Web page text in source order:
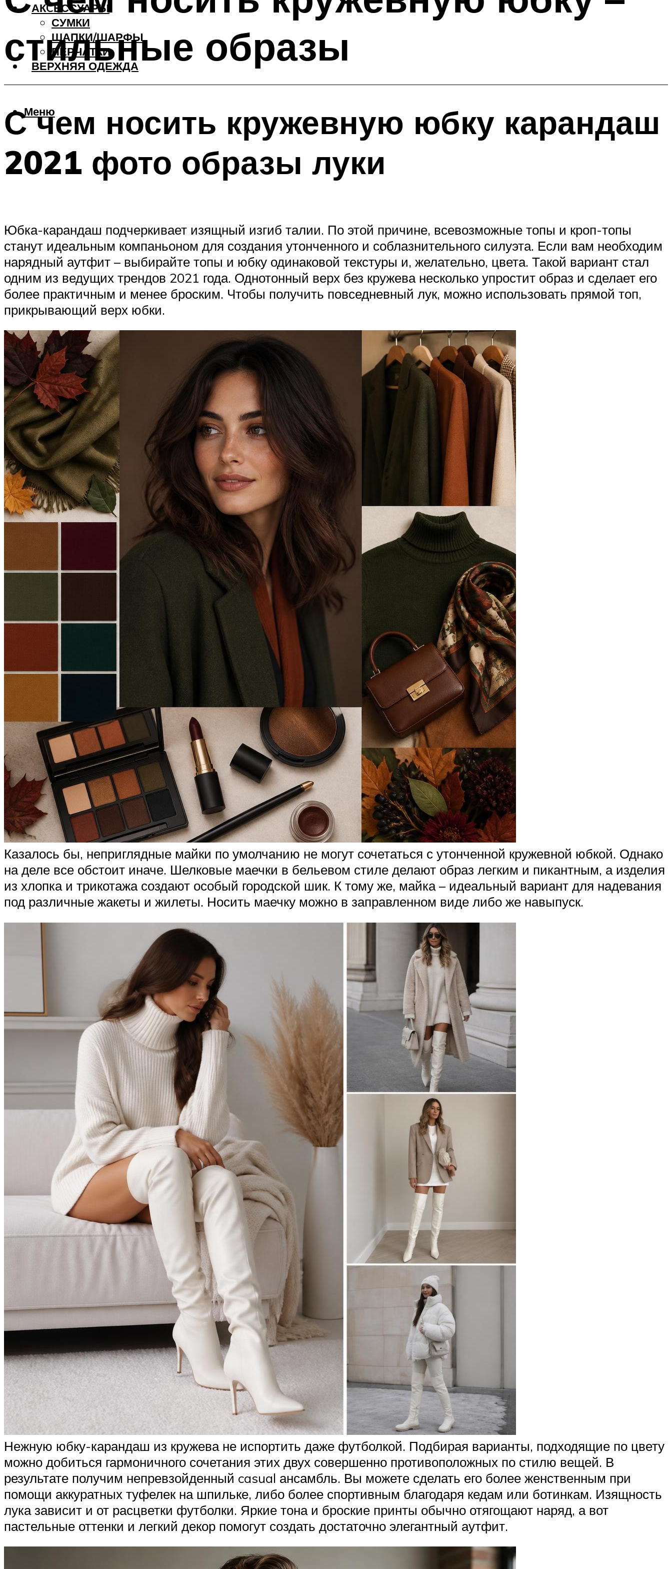
АКCЕССУАРЫ
СУМКИ
ШАПКИ/ШАРФЫ
ПЕРЧАТКИ
ВЕРХНЯЯ ОДЕЖДА
Меню
стильные образы
С чем носить кружевную юбку карандаш
2021 фото образы луки
Юбка-карандаш подчеркивает изящный изгиб талии. По этой причине, всевозможные топы и кроп-топы
станут идеальным компаньоном для создания утонченного и соблазнительного силуэта. Если вам необходим
нарядный аутфит – выбирайте топы и юбку одинаковой текстуры и, желательно, цвета. Такой вариант стал
одним из ведущих трендов 2021 года. Однотонный верх без кружева несколько упростит образ и сделает его
более практичным и менее броским. Чтобы получить повседневный лук, можно использовать прямой топ,
прикрывающий верх юбки.
Казалось бы, неприглядные майки по умолчанию не могут сочетаться с утонченной кружевной юбкой. Однако
на деле все обстоит иначе. Шелковые маечки в бельевом стиле делают образ легким и пикантным, а изделия
из хлопка и трикотажа создают особый городской шик. К тому же, майка – идеальный вариант для надевания
под различные жакеты и жилеты. Носить маечку можно в заправленном виде либо же навыпуск.
Нежную юбку-карандаш из кружева не испортить даже футболкой. Подбирая варианты, подходящие по цвету
можно добиться гармоничного сочетания этих двух совершенно противоположных по стилю вещей. В
результате получим непревзойденный casual ансамбль. Вы можете сделать его более женственным при
помощи аккуратных туфелек на шпильке, либо более спортивным благодаря кедам или ботинкам. Изящность
лука зависит и от расцветки футболки. Яркие тона и броские принты обычно отягощают наряд, а вот
пастельные оттенки и легкий декор помогут создать достаточно элегантный аутфит.